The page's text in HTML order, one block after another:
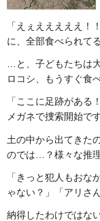
「えぇえええええ！
に、全部食べられて
…と、子どもたちは
ロコシ、もうすぐ食
「ここに足跡がある
メガネで捜索開始です
土の中から出てきた
のでは…？様々な推
「きっと犯人もおな
ゃない？」「アリさ
納得したわけではな